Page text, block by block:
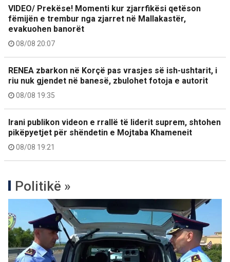
VIDEO/ Prekëse! Momenti kur zjarrfikësi qetëson
fëmijën e trembur nga zjarret në Mallakastër,
evakuohen banorët
08/08 20:07
RENEA zbarkon në Korçë pas vrasjes së ish-ushtarit, i
riu nuk gjendet në banesë, zbulohet fotoja e autorit
08/08 19:35
Irani publikon videon e rrallë të liderit suprem, shtohen
pikëpyetjet për shëndetin e Mojtaba Khameneit
08/08 19:21
Politikë »